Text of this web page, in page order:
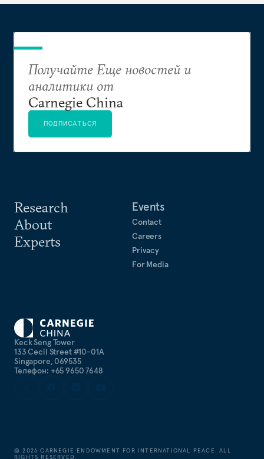
Keck Seng Tower
133 Cecil Street #10-01A
Singapore, 069535
Телефон: +65 9650 7648
Research
About
Experts
Events
Contact
Careers
Privacy
For Media
Получайте Еще новостей и
аналитики от
Carnegie China
ПОДПИСАТЬСЯ
©2026 CARNEGIE ENDOWMENT FOR INTERNATIONAL PEACE. ALL
RIGHTS RESERVED.